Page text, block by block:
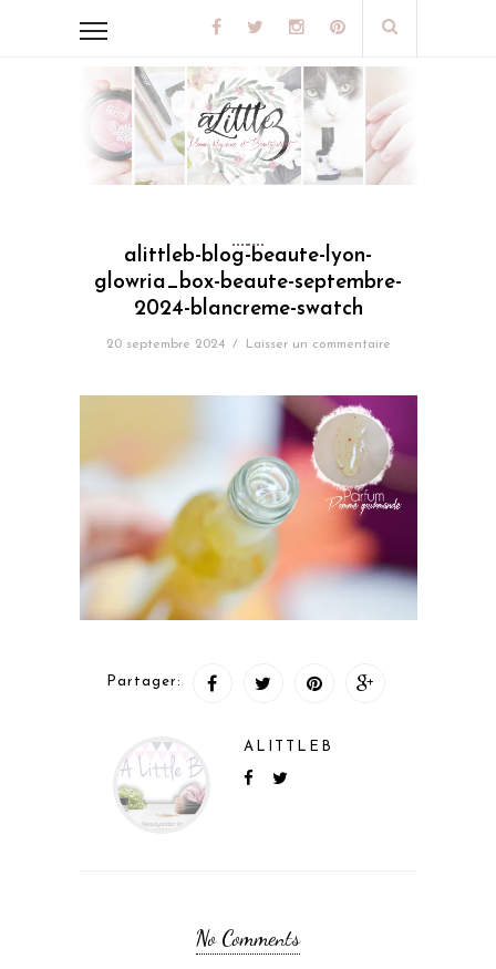
alittleb-blog-beaute-lyon-
glowria_box-beaute-septembre-
2024-blancreme-swatch
20 septembre 2024 / Laisser un commentaire
Partager:
ALITTLEB
No Comments